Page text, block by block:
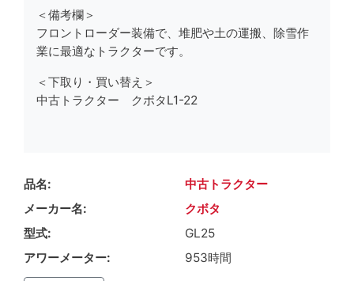
＜備考欄＞
フロントローダー装備で、堆肥や土の運搬、除雪作
業に最適なトラクターです。
＜下取り・買い替え＞
中古トラクター クボタL1-22
品名
中古トラクター
メーカー名
クボタ
型式
GL25
アワーメーター
953時間